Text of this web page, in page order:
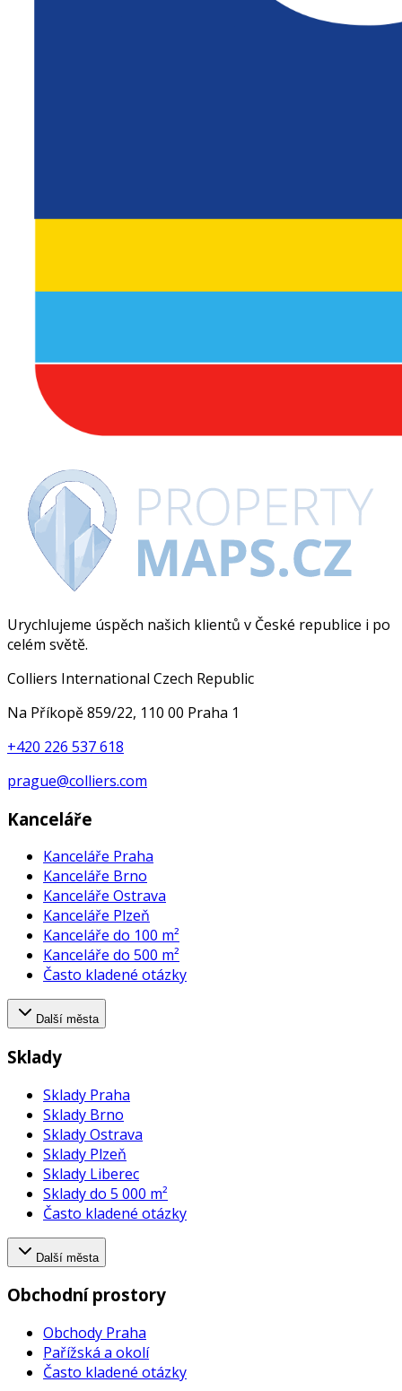
Urychlujeme úspěch našich klientů v České republice i po
celém světě.
Colliers International Czech Republic
Na Příkopě 859/22, 110 00 Praha 1
+420 226 537 618
prague@colliers.com
Kanceláře
Kanceláře Praha
Kanceláře Brno
Kanceláře Ostrava
Kanceláře Plzeň
Kanceláře do 100 m²
Kanceláře do 500 m²
Často kladené otázky
Další města
Sklady
Sklady Praha
Sklady Brno
Sklady Ostrava
Sklady Plzeň
Sklady Liberec
Sklady do 5 000 m²
Často kladené otázky
Další města
Obchodní prostory
Obchody Praha
Pařížská a okolí
Často kladené otázky